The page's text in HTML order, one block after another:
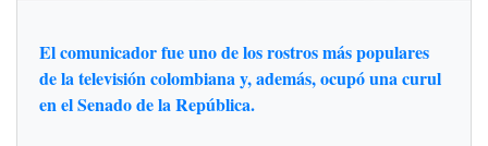
El comunicador fue uno de los rostros más populares
de la televisión colombiana y, además, ocupó una curul
en el Senado de la República.